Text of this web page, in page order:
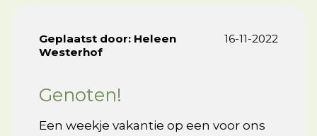
16-11-2022
Geplaatst door: Heleen
Westerhof
Genoten!
Een weekje vakantie op een voor ons